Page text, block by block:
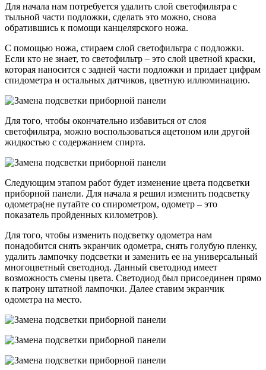
Для начала нам потребуется удалить слой светофильтра с
тыльной части подложки, сделать это можно, снова
обратившись к помощи канцелярского ножа.
С помощью ножа, стираем слой светофильтра с подложки.
Если кто не знает, то светофильтр – это слой цветной краски,
которая наносится с задней части подложки и придает цифрам
спидометра и остальных датчиков, цветную иллюминацию.
Для того, чтобы окончательно избавиться от слоя
светофильтра, можно воспользоваться ацетоном или другой
жидкостью с содержанием спирта.
Следующим этапом работ будет изменение цвета подсветки
приборной панели. Для начала я решил изменить подсветку
одометра(не путайте со спирометром, одометр – это
показатель пройденных километров).
Для того, чтобы изменить подсветку одометра нам
понадобится снять экранчик одометра, снять голубую пленку,
удалить лампочку подсветки и заменить ее на универсальный
многоцветный светодиод. Данный светодиод имеет
возможность смены цвета. Светодиод был присоединен прямо
к патрону штатной лампочки. Далее ставим экранчик
одометра на место.